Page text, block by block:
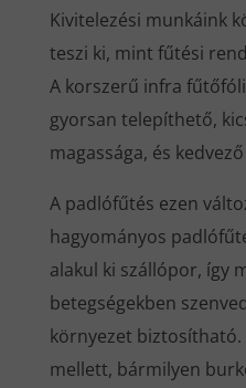
Kivitelezési munkáink
teszi ki, mint fűtési
A korszerű infra
gyorsan telepíthető,
magassága, és
A padlófűtés ezen
hagyományos
alakul ki szállópor, így
betegségekben
környezet
mellett, bármilyen